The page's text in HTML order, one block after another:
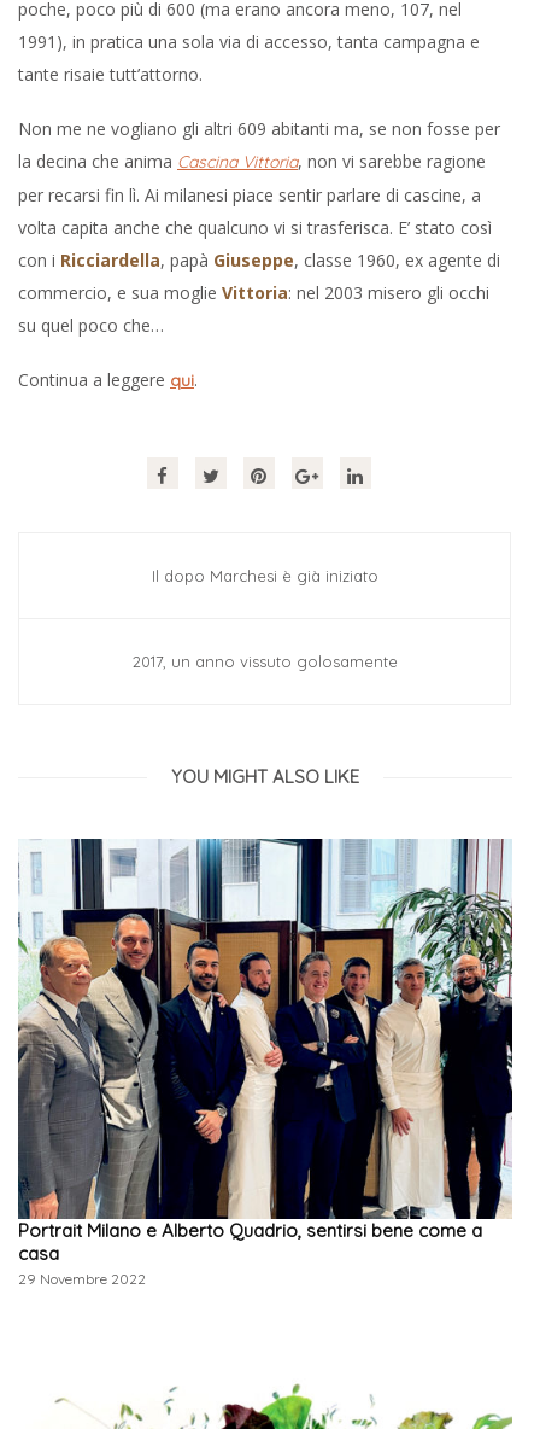
poche, poco più di 600 (ma erano ancora meno, 107, nel
1991), in pratica una sola via di accesso, tanta campagna e
tante risaie tutt’attorno.
Non me ne vogliano gli altri 609 abitanti ma, se non fosse per
la decina che anima Cascina Vittoria, non vi sarebbe ragione
per recarsi fin lì. Ai milanesi piace sentir parlare di cascine, a
volta capita anche che qualcuno vi si trasferisca. E’ stato così
con i Ricciardella, papà Giuseppe, classe 1960, ex agente di
commercio, e sua moglie Vittoria: nel 2003 misero gli occhi
su quel poco che…
Continua a leggere qui.
Il dopo Marchesi è già iniziato
2017, un anno vissuto golosamente
YOU MIGHT ALSO LIKE
Portrait Milano e Alberto Quadrio, sentirsi bene come a
casa
29 Novembre 2022